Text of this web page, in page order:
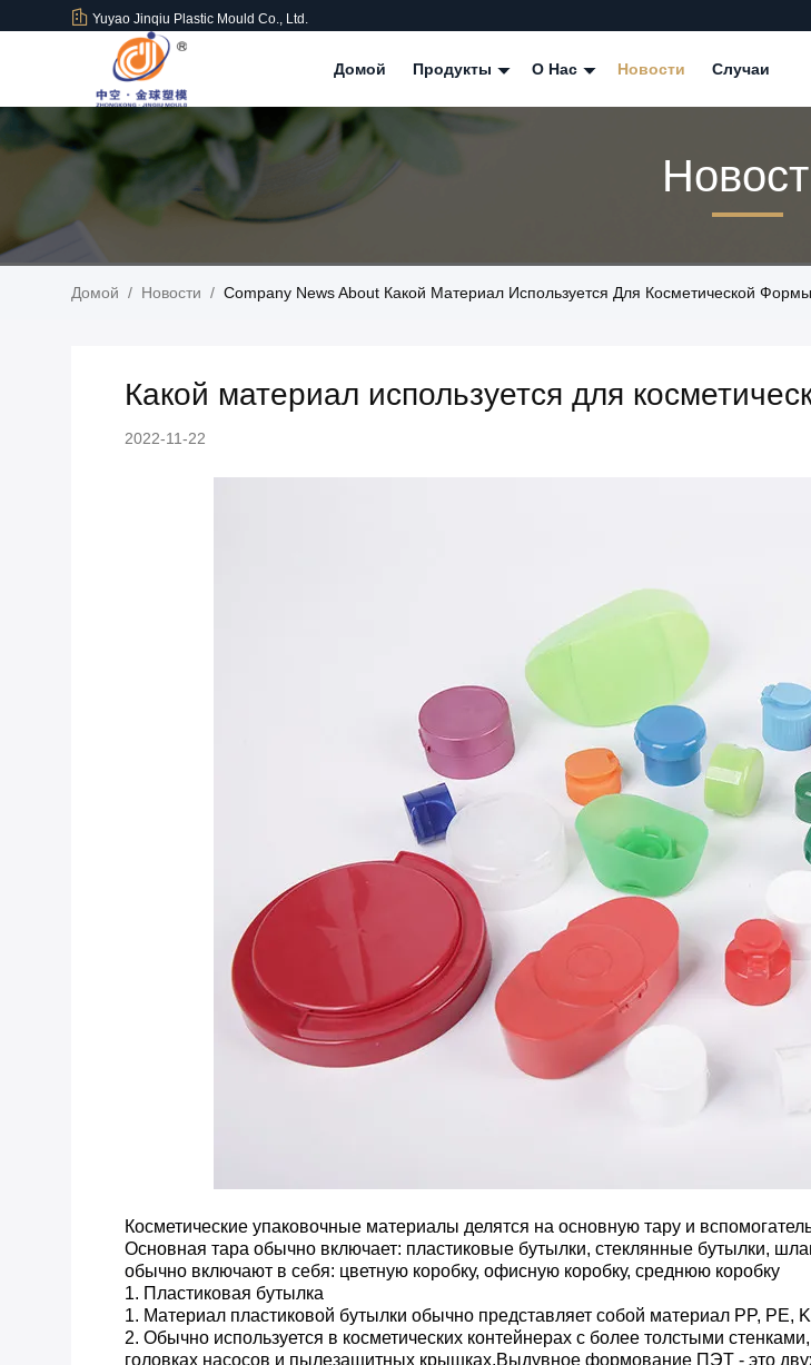
Yuyao Jinqiu Plastic Mould Co., Ltd.
Домой Продукты О Нас Новости Случаи
Домой / Новости / Company News About Какой Материал Используется Для Косметической
Какой материал используется для
2022-11-22
Косметические упаковочные материалы делятся на основную тару и
Основная тара обычно включает: пластиковые бутылки, стеклянные бутылки,
обычно включают в себя: цветную коробку, офисную коробку, среднюю коробку
1. Пластиковая бутылка
1. Материал пластиковой бутылки обычно представляет собой материал PP, PE,
2. Обычно используется в косметических контейнерах с более толстыми
головках насосов и пылезащитных крышках.Выдувное формование ПЭТ - это